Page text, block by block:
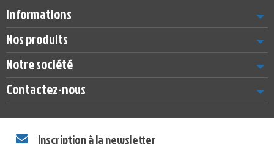
Informations
Nos produits
Notre société
Contactez-nous
Inscription à la newsletter